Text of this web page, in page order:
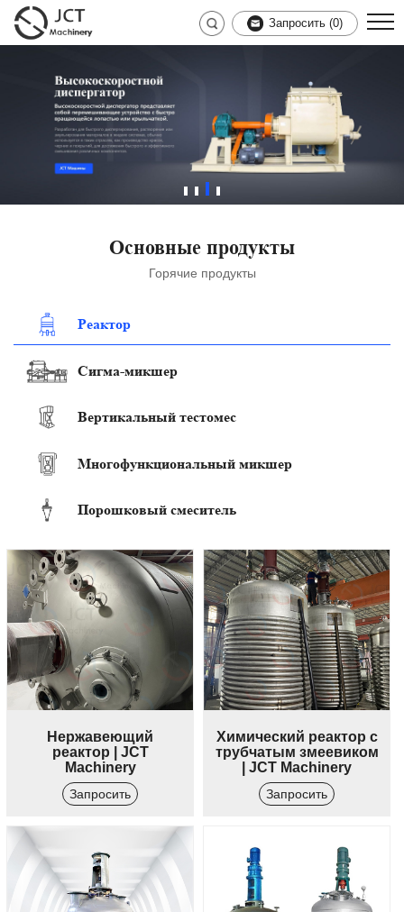
Запросить (0)
Основные продукты
Горячие продукты
Реактор
Сигма-микшер
Вертикальный тестомес
Многофункциональный микшер
Порошковый смеситель
Нержавеющий
реактор | JCT
Machinery
Запросить
Химический реактор с
трубчатым змеевиком
| JCT Machinery
Запросить